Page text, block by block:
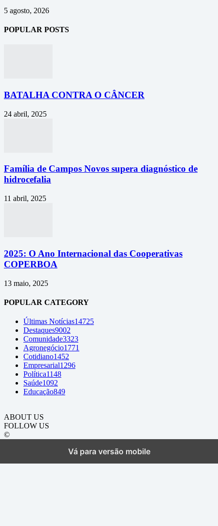
5 agosto, 2026
POPULAR POSTS
BATALHA CONTRA O CÂNCER
24 abril, 2025
Família de Campos Novos supera diagnóstico de
hidrocefalia
11 abril, 2025
2025: O Ano Internacional das Cooperativas
COPERBOA
13 maio, 2025
POPULAR CATEGORY
Últimas Notícias14725
Destaques9002
Comunidade3323
Agronegócio1771
Cotidiano1452
Empresarial1296
Política1148
Saúde1092
Educação849
ABOUT US
FOLLOW US
©
Vá para versão mobile